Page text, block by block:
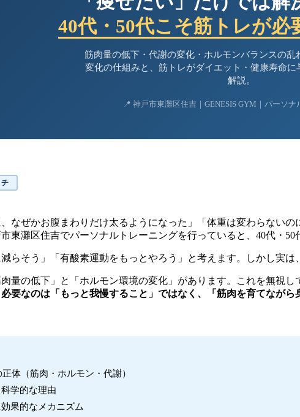
40代・50代こそ筋トレが必
筋肉量の低下・代謝の変化・ホルモンバランスの
変化の仕組みと、筋トレがダイエット・健康寿命
解説。
📍 神戸市東灘区住吉｜GENESIS GYM｜パーソナ
なぜかお腹まわりだけ太るようになった」「体重は変わらない
灘区住吉でパーソナルトレーニングを行っていると、40代・50
らそう」「有酸素運動をもっとやろう」と考えます。しかし実は、
量の低下」と「ホルモン環境の変化」があります。これを無視
必要なのは「もっと我慢すること」ではなく、「筋肉を育てながら
体（筋肉・ホルモン・代謝）
学的な理由
果的なメカニズム